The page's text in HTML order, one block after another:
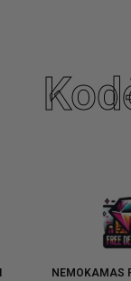
NEMOKAMAS